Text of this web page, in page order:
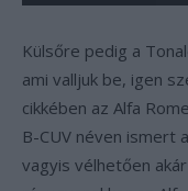
Külsőre pedig a
ami valljuk be, igen
cikkében az Alfa
B-CUV néven ismert
vagyis vélhetően